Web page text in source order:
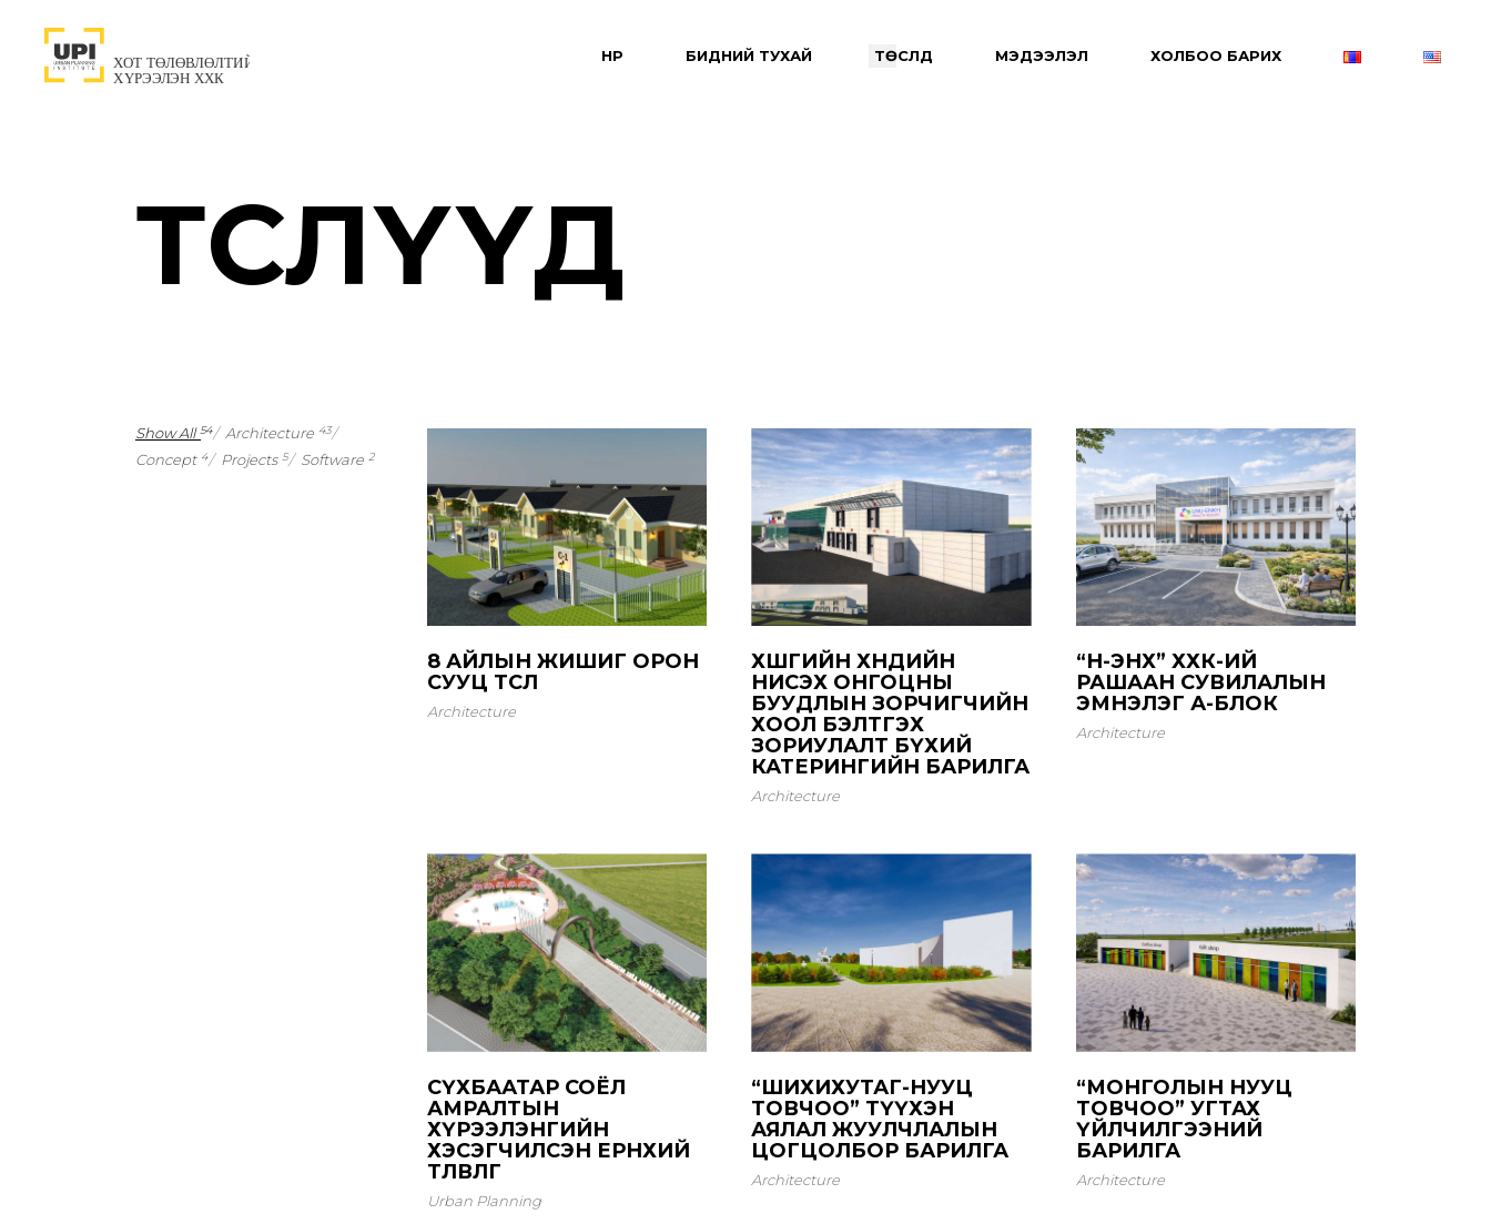
НҮҮР БИДНИЙ ТУХАЙ ТӨСЛҮҮД МЭДЭЭЛЭЛ ХОЛБОО БАРИХ
ТӨСЛҮҮД
Show All 54 Architecture 43
Concept 4 Projects 5 Software 2
8 АЙЛЫН ЖИШИГ ОРОН
СУУЦ ТӨСӨЛ
Architecture
ХӨШГИЙН ХӨНДИЙН
НИСЭХ ОНГОЦНЫ
БУУДЛЫН ЗОРЧИГЧИЙН
ХООЛ БЭЛТГЭХ
ЗОРИУЛАЛТ БҮХИЙ
КАТЕРИНГИЙН БАРИЛГА
Architecture
“ӨНӨ-ЭНХ” ХХК-ИЙ
РАШААН СУВИЛАЛЫН
ЭМНЭЛЭГ А-БЛОК
Architecture
СҮХБААТАР СОЁЛ
АМРАЛТЫН
ХҮРЭЭЛЭНГИЙН
ХЭСЭГЧИЛСЭН ЕРӨНХИЙ
ТӨЛӨВЛӨГӨӨ
Urban Planning
“ШИХИХУТАГ-НУУЦ
ТОВЧОО” ТҮҮХЭН
АЯЛАЛ ЖУУЛЧЛАЛЫН
ЦОГЦОЛБОР БАРИЛГА
Architecture
“МОНГОЛЫН НУУЦ
ТОВЧОО” УГТАХ
ҮЙЛЧИЛГЭЭНИЙ
БАРИЛГА
Architecture